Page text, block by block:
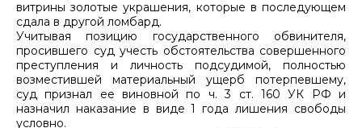
витрины золотые украшения, которые в последующем
сдала в другой ломбард.
Учитывая позицию государственного обвинителя,
просившего суд учесть обстоятельства совершенного
преступления и личность подсудимой, полностью
возместившей материальный ущерб потерпевшему,
суд признал ее виновной по ч. 3 ст. 160 УК РФ и
назначил наказание в виде 1 года лишения свободы
условно.